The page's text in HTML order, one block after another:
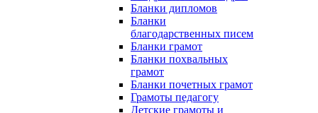
Бланки дипломов
Бланки
благодарственных писем
Бланки грамот
Бланки похвальных
грамот
Бланки почетных грамот
Грамоты педагогу
Детские грамоты и